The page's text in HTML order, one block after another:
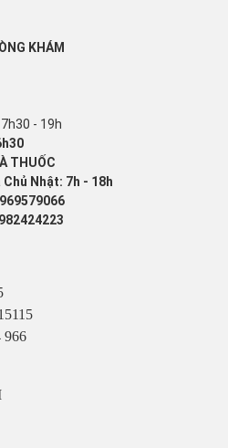
KHÁM
7h30 - 19h
THUỐC
Nhật: 7h - 18h
966